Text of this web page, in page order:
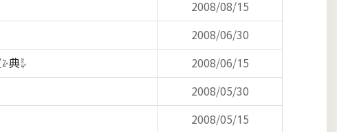
2008/08/15
2008/06/30
典 2008/06/15
2008/05/30
2008/05/15